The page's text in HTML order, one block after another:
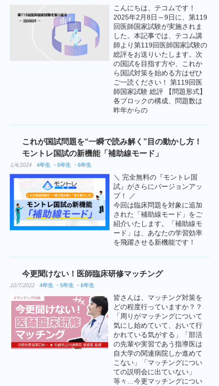
こんにちは、テコムです！
2025年2月8日～9日に、第119
回医師国家試験が実施されま
した。本記事では、テコム講
師より第119回医師国家試験の
総評をお送りいたします。次
の国試を目指す方や、これか
ら国試対策を始める方はぜひ
ご一読ください！ 第119回医
師国家試験 総評 【問題形式】
各ブロックの構成、問題数は
昨年からの
これが国試問題を“一瞬で読み解く”目の動かし方！
モントレ国試の新機能「補助線モード」
1/4/2024 4年生 5年生 6年生
＼ 完全無料の『モントレ国
試』がさらにバージョンアッ
プ！ ／
今回は臨床問題を対象に追加
された「補助線モード」をご
紹介いたします。「補助線モ
ード」は、あなたの学習効率
を飛躍させる新機能です！
今更聞けない！医師臨床研修マッチング
10/7/2022 4年生 5年生 6年生
皆さんは、マッチング対策を
どの程度行っていますか？？
「周りがマッチングについて
気にし始めていて、おいて行
かれている気がする」「部活
の先輩や実習であう指導医は
自大学の関連病院しか進めて
こない」「マッチングについ
ての説明会に出ていない」
等々…今更マッチングについ